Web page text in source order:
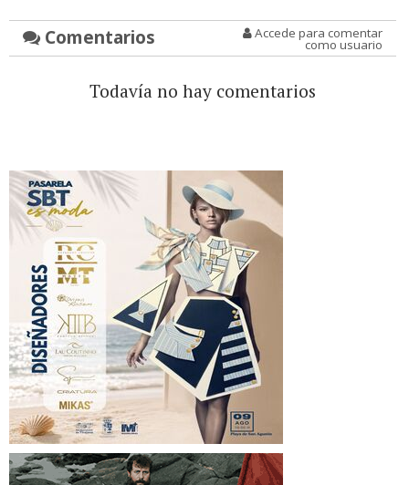
Comentarios Accede para comentar
como usuario
Todavía no hay comentarios